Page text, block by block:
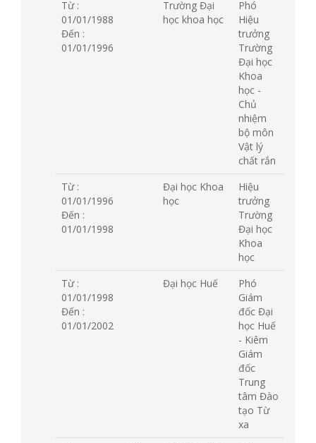
Từ :
01/01/1988
Đến :
01/01/1996
Trường Đại
học khoa học
Phó
Hiệu
trưởng
Trường
Đại học
Khoa
học -
Chủ
nhiệm
bộ môn
Vật lý
chất rắn
Từ :
01/01/1996
Đến :
01/01/1998
Đại học Khoa
học
Hiệu
trưởng
Trường
Đại học
Khoa
học
Từ :
01/01/1998
Đến :
01/01/2002
Đại học Huế
Phó
Giám
đốc Đại
học Huế
- Kiêm
Giám
đốc
Trung
tâm Đào
tạo Từ
xa